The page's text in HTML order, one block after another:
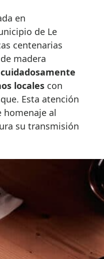
en
de Le
centenarias
madera
cuidadosamente
locales con
Esta atención
homenaje al
su transmisión